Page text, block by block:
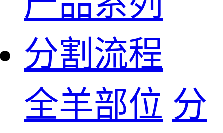
分割流程
全羊部位 分